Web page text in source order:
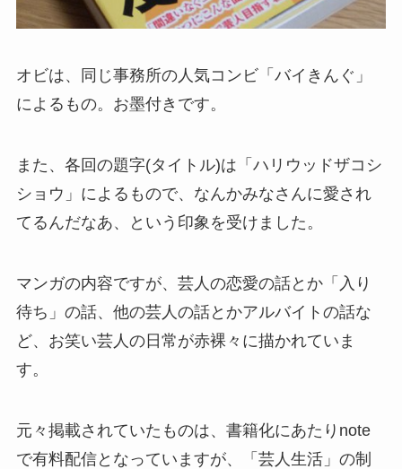
オビは、同じ事務所の人気コンビ「バイきんぐ」
によるもの。お墨付きです。
また、各回の題字(タイトル)は「ハリウッドザコシ
ショウ」によるもので、なんかみなさんに愛され
てるんだなあ、という印象を受けました。
マンガの内容ですが、芸人の恋愛の話とか「入り
待ち」の話、他の芸人の話とかアルバイトの話な
ど、お笑い芸人の日常が赤裸々に描かれていま
す。
元々掲載されていたものは、書籍化にあたりnote
で有料配信となっていますが、「芸人生活」の制